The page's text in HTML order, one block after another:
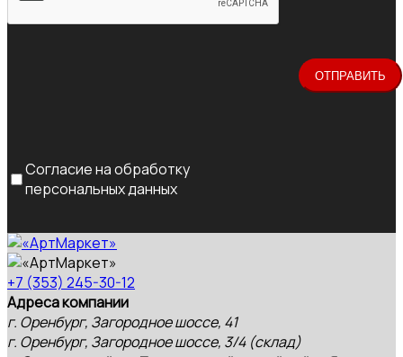
Согласие на обработку
персональных данных
+7 (353) 245-30-12
Адреса компании
г. Оренбург, Загородное шоссе, 41
г. Оренбург, Загородное шоссе, 3/4 (склад)